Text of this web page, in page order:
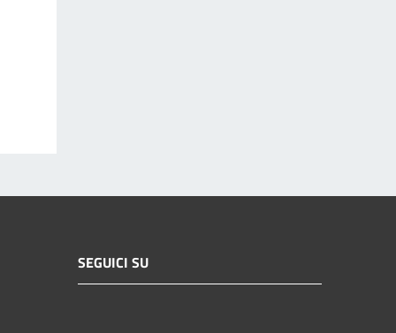
SEGUICI SU